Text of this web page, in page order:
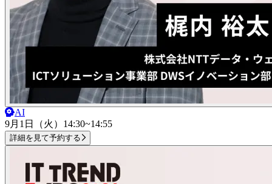
AI
9月1日（火） 14:30~14:55
詳細を見て予約する